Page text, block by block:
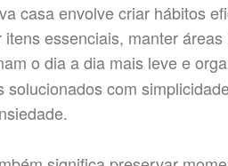
casa envolve criar hábitos
essenciais, manter
o dia a dia mais leve e
solucionados com